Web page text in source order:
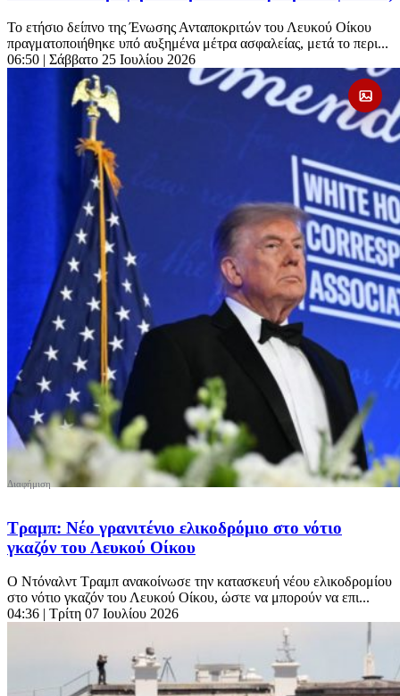
Το ετήσιο δείπνο της Ένωσης Ανταποκριτών του Λευκού Οίκου
πραγματοποιήθηκε υπό αυξημένα μέτρα ασφαλείας, μετά το περι...
06:50 | Σάββατο 25 Ιουλίου 2026
Τραμπ: Νέο γρανιτένιο ελικοδρόμιο στο νότιο
γκαζόν του Λευκού Οίκου
Ο Ντόναλντ Τραμπ ανακοίνωσε την κατασκευή νέου ελικοδρομίου
στο νότιο γκαζόν του Λευκού Οίκου, ώστε να μπορούν να επι...
04:36 | Τρίτη 07 Ιουλίου 2026